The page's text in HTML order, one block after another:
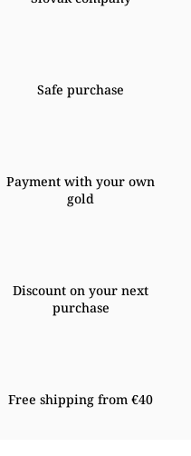
Safe purchase
Payment with your own
gold
Discount on your next
purchase
Free shipping from €40